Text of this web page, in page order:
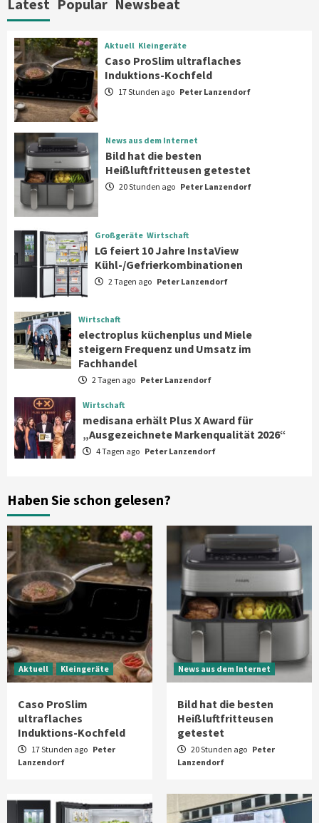
7
Angeboten
1
Aktuell Kleingeräte
Caso ProSlim ultraflaches Induktions-
Kochfeld
News aus dem Internet
Bild hat die besten Heißluftfritteusen
getestet
3
Großgeräte
LG feiert 10 Jahre InstaView
Kühl-/Gefrierkombinationen
4
Wirtschaft
electroplus küchenplus und Miele
steigern Frequenz und Umsatz im
Fachhandel
5
medisana erhält Plus X Award für
„Ausgezeichnete Markenqualität 2026“
6
Smart Living Top Story
7
Aktuell Großgeräte
Xiaomi bringt drei neue Mijia
Haushaltsgeräte mit Early Bird
Angeboten
Latest Popular Newsbeat
Aktuell Kleingeräte
Caso ProSlim ultraflaches
Induktions-Kochfeld
17 Stunden ago Peter Lanzendorf
News aus dem Internet
Bild hat die besten
Heißluftfritteusen getestet
20 Stunden ago Peter Lanzendorf
Großgeräte Wirtschaft
LG feiert 10 Jahre InstaView
Kühl-/Gefrierkombinationen
2 Tagen ago Peter Lanzendorf
Wirtschaft
electroplus küchenplus und Miele
steigern Frequenz und Umsatz im
Fachhandel
2 Tagen ago Peter Lanzendorf
Wirtschaft
medisana erhält Plus X Award für
„Ausgezeichnete Markenqualität 2026“
4 Tagen ago Peter Lanzendorf
Haben Sie schon gelesen?
Aktuell Kleingeräte
Caso ProSlim
ultraflaches
Induktions-Kochfeld
17 Stunden ago Peter
Lanzendorf
News aus dem Internet
Bild hat die besten
Heißluftfritteusen
getestet
20 Stunden ago Peter
Lanzendorf